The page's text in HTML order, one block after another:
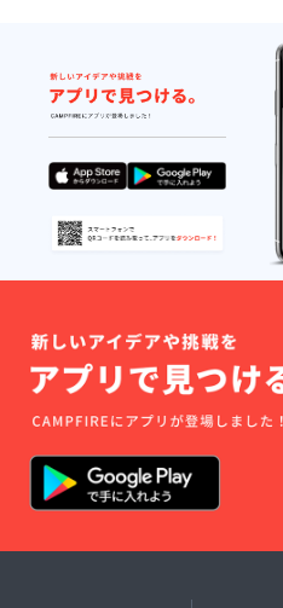
CAMPFIREふるさと納税